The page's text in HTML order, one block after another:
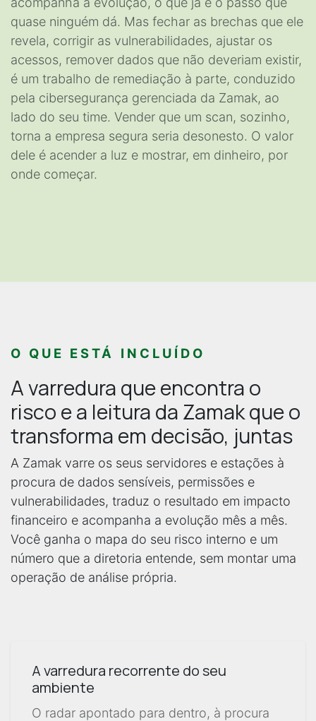
quase ninguém dá. Mas fechar as brechas que ele
revela, corrigir as vulnerabilidades, ajustar os
acessos, remover dados que não deveriam existir,
é um trabalho de remediação à parte, conduzido
pela cibersegurança gerenciada da Zamak, ao
lado do seu time. Vender que um scan, sozinho,
torna a empresa segura seria desonesto. O valor
dele é acender a luz e mostrar, em dinheiro, por
onde começar.
O QUE ESTÁ INCLUÍDO
A varredura que encontra o
risco e a leitura da Zamak que o
transforma em decisão, juntas
A Zamak varre os seus servidores e estações à
procura de dados sensíveis, permissões e
vulnerabilidades, traduz o resultado em impacto
financeiro e acompanha a evolução mês a mês.
Você ganha o mapa do seu risco interno e um
número que a diretoria entende, sem montar uma
operação de análise própria.
A varredura recorrente do seu
ambiente
O radar apontado para dentro, à procura